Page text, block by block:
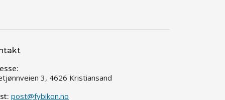
3, 4626 Kristiansand
post@fybikon.no